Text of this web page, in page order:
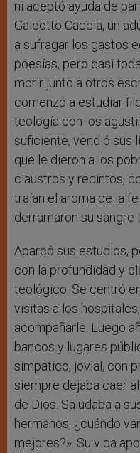
ni aceptó ayuda de
Galeotto Caccia, un
a sufragar los gastos
poesías, pero casi
morir junto a otros
comenzó a estudiar
teología con los
suficiente, vendió sus
que le dieron a los
claustros y recintos,
traían el aroma de la
derramaron su sangre
Aparcó sus estudios,
con la profundidad y
teológico. Se centró
visitas a los
acompañarle. Luego
bancos y lugares
simpático, jovial, con
siempre dejaba caer
de Dios. Saludaba a
hermanos, ¿cuándo
mejores?». Su vida